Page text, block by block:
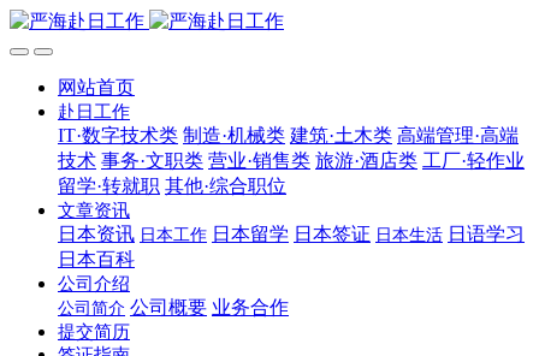
网站首页
赴日工作
IT·数字技术类 制造·机械类 建筑·土木类 高端管理·高端
技术 事务·文职类 营业·销售类 旅游·酒店类 工厂·轻作业
留学·转就职 其他·综合职位
文章资讯
日本资讯 日本工作 日本留学 日本签证 日本生活 日语学习
日本百科
公司介绍
公司简介 公司概要 业务合作
提交简历